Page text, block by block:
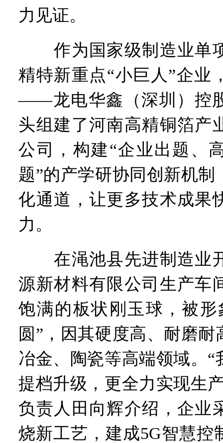
力见证。
作为国家级制造业单
精特新重点“小巨人”企业
——龙电华鑫（深圳）控
头组建了河南高精铜箔产
公司，构建“企业出题、
题”的产学研协同创新机制
化通道，让更多技术成果
力。
在渑池县先进制造业
源新材料有限公司生产车
饱满的板状刚玉球，被
圆”，因其硬度高、耐磨
冶金、陶瓷等高端领域。“
提档升级，更全力实现生
负责人田向辉介绍，企业
烧新工艺，建成5G智慧控